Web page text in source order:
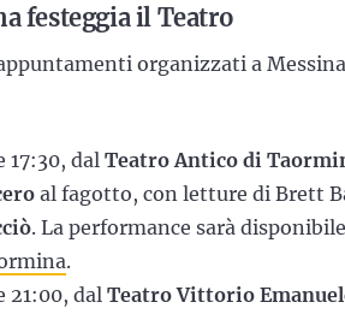
festeggia il Teatro
organizzati a
17:30, dal Teatro Antico di
al fagotto, con letture di Brett
. La performance sarà
.
21:00, dal Teatro Vittorio